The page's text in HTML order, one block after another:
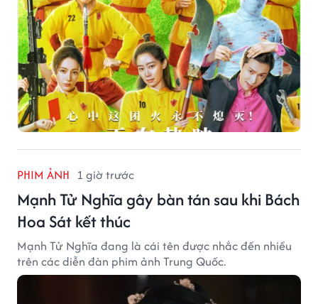
PHIM ẢNH 1 giờ trước
Mạnh Tử Nghĩa gây bàn tán sau khi Bách
Hoa Sát kết thúc
Mạnh Tử Nghĩa đang là cái tên được nhắc đến nhiều
trên các diễn đàn phim ảnh Trung Quốc.